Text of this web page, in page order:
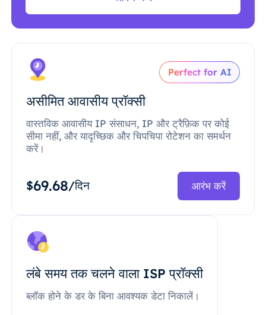
Perfect for AI
असीमित आवासीय प्रॉक्सी
वास्तविक आवासीय IP संसाधन, IP और ट्रैफ़िक पर कोई
सीमा नहीं, और यादृच्छिक और चिपचिपा रोटेशन का समर्थन
करें।
$69.68/दिन आरंभ करें
लंबे समय तक चलने वाला ISP प्रॉक्सी
ब्लॉक होने के डर के बिना आवश्यक डेटा निकालें।